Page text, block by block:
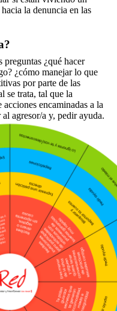
la denuncia en las
preguntas ¿qué hacer
¿cómo manejar lo que
por parte de las
se trata, tal que la
encaminadas a la
agresor/a y, pedir ayuda.